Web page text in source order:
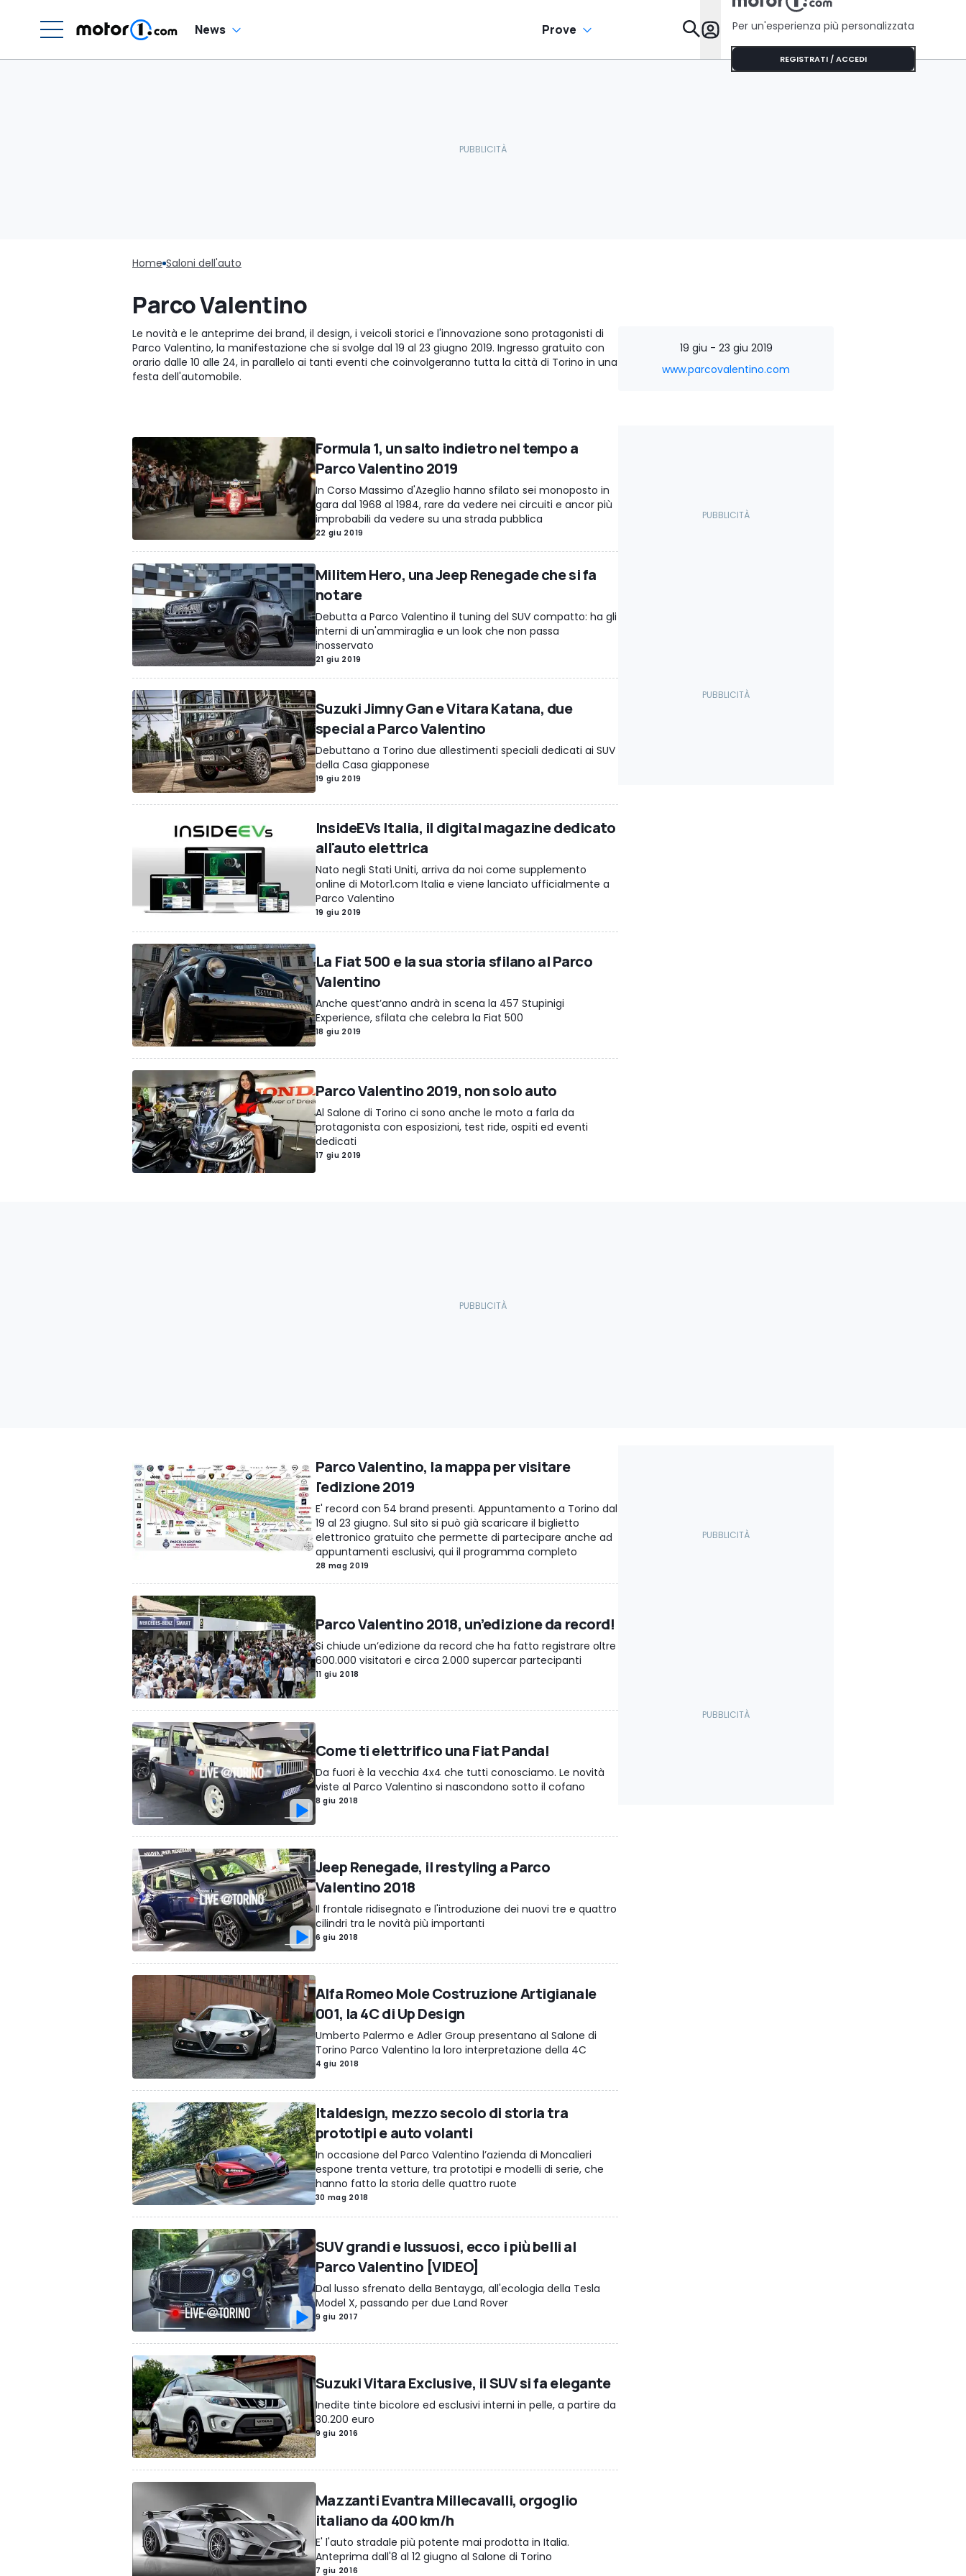
News Prove Da Sapere
Per un'esperienza più personalizzata
REGISTRATI / ACCEDI
Home Saloni dell'auto
Parco Valentino
Le novità e le anteprime dei brand, il design, i veicoli storici e l'innovazione sono protagonisti di
Parco Valentino, la manifestazione che si svolge dal 19 al 23 giugno 2019. Ingresso gratuito con
orario dalle 10 alle 24, in parallelo ai tanti eventi che coinvolgeranno tutta la città di Torino in una
festa dell'automobile.
19 giu - 23 giu 2019
www.parcovalentino.com
Formula 1, un salto indietro nel tempo a
Parco Valentino 2019
In Corso Massimo d'Azeglio hanno sfilato sei monoposto in
gara dal 1968 al 1984, rare da vedere nei circuiti e ancor più
improbabili da vedere su una strada pubblica
22 giu 2019
Militem Hero, una Jeep Renegade che si fa
notare
Debutta a Parco Valentino il tuning del SUV compatto: ha gli
interni di un'ammiraglia e un look che non passa
inosservato
21 giu 2019
Suzuki Jimny Gan e Vitara Katana, due
special a Parco Valentino
Debuttano a Torino due allestimenti speciali dedicati ai SUV
della Casa giapponese
19 giu 2019
InsideEVs Italia, il digital magazine dedicato
all'auto elettrica
Nato negli Stati Uniti, arriva da noi come supplemento
online di Motor1.com Italia e viene lanciato ufficialmente a
Parco Valentino
19 giu 2019
La Fiat 500 e la sua storia sfilano al Parco
Valentino
Anche quest’anno andrà in scena la 457 Stupinigi
Experience, sfilata che celebra la Fiat 500
18 giu 2019
Parco Valentino 2019, non solo auto
Al Salone di Torino ci sono anche le moto a farla da
protagonista con esposizioni, test ride, ospiti ed eventi
dedicati
17 giu 2019
Parco Valentino, la mappa per visitare
l'edizione 2019
E' record con 54 brand presenti. Appuntamento a Torino dal
19 al 23 giugno. Sul sito si può già scaricare il biglietto
elettronico gratuito che permette di partecipare anche ad
appuntamenti esclusivi, qui il programma completo
28 mag 2019
Parco Valentino 2018, un’edizione da record!
Si chiude un’edizione da record che ha fatto registrare oltre
600.000 visitatori e circa 2.000 supercar partecipanti
11 giu 2018
Come ti elettrifico una Fiat Panda!
Da fuori è la vecchia 4x4 che tutti conosciamo. Le novità
viste al Parco Valentino si nascondono sotto il cofano
8 giu 2018
Jeep Renegade, il restyling a Parco
Valentino 2018
Il frontale ridisegnato e l'introduzione dei nuovi tre e quattro
cilindri tra le novità più importanti
6 giu 2018
Alfa Romeo Mole Costruzione Artigianale
001, la 4C di Up Design
Umberto Palermo e Adler Group presentano al Salone di
Torino Parco Valentino la loro interpretazione della 4C
4 giu 2018
Italdesign, mezzo secolo di storia tra
prototipi e auto volanti
In occasione del Parco Valentino l’azienda di Moncalieri
espone trenta vetture, tra prototipi e modelli di serie, che
hanno fatto la storia delle quattro ruote
30 mag 2018
SUV grandi e lussuosi, ecco i più belli al
Parco Valentino [VIDEO]
Dal lusso sfrenato della Bentayga, all'ecologia della Tesla
Model X, passando per due Land Rover
9 giu 2017
Suzuki Vitara Exclusive, il SUV si fa elegante
Inedite tinte bicolore ed esclusivi interni in pelle, a partire da
30.200 euro
9 giu 2016
Mazzanti Evantra Millecavalli, orgoglio
italiano da 400 km/h
E' l'auto stradale più potente mai prodotta in Italia.
Anteprima dall'8 al 12 giugno al Salone di Torino
7 giu 2016